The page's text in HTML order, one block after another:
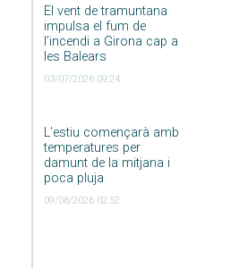
El vent de tramuntana
impulsa el fum de
l’incendi a Girona cap a
les Balears
03/07/2026 09:24
L’estiu començarà amb
temperatures per
damunt de la mitjana i
poca pluja
09/06/2026 02:52